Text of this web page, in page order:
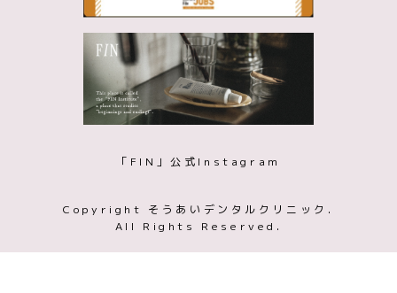
「FIN」公式Instagram
Copyright そうあいデンタルクリニック.
All Rights Reserved.